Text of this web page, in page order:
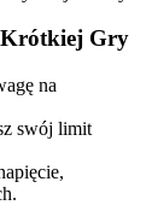
Krótkiej Gry
na
swój limit